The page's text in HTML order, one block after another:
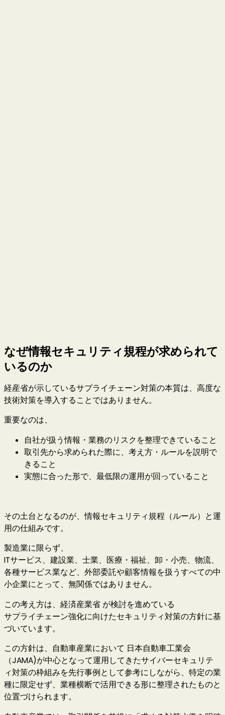
なぜ情報セキュリティ規程が求められて
いるのか
経産省が示しているサプライチェーン対策の本質は、高度な
技術対策を導入することではありません。
重要なのは、
自社が扱う情報・業務のリスクを整理できていること
取引先から求められた際に、考え方・ルールを説明で
きること
実態に合った形で、最低限の運用が回っていること
その土台となるのが、情報セキュリティ規程（ルール）と運
用の仕組みです。
製造業に限らず、
ITサービス、建設業、士業、医療・福祉、卸・小売、物流、
各種サービス業など、外部委託や顧客情報を扱うすべての中
小企業にとって、無関係ではありません。
この考え方は、経済産業省 が検討を進めている
サプライチェーン強化に向けたセキュリティ対策の方針に基
づいています。
この方針は、自動車産業において 日本自動車工業会
（JAMA)が中心となって運用してきたサイバーセキュリテ
ィ対策の枠組みを先行事例として参考にしながら、特定の業
種に限定せず、業種横断で活用できる形に整理されたものと
位置づけられます。